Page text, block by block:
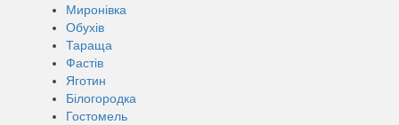
Миронівка
Обухів
Тараща
Фастів
Яготин
Білогородка
Гостомель